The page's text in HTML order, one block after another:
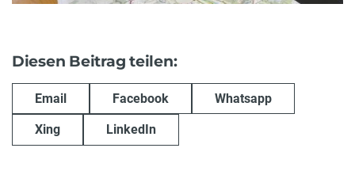
Diesen Beitrag teilen:
Email Facebook Whatsapp
Xing LinkedIn